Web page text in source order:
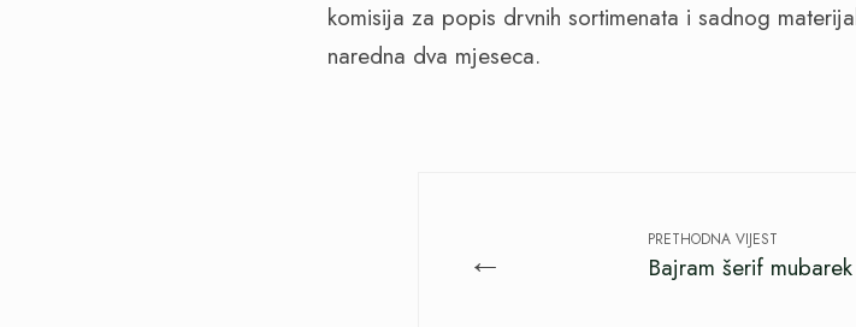
komisija za popis drvnih sortimenata i sadnog
naredna dva mjeseca.
← PRETHODNA VIJEST
Bajram šerif